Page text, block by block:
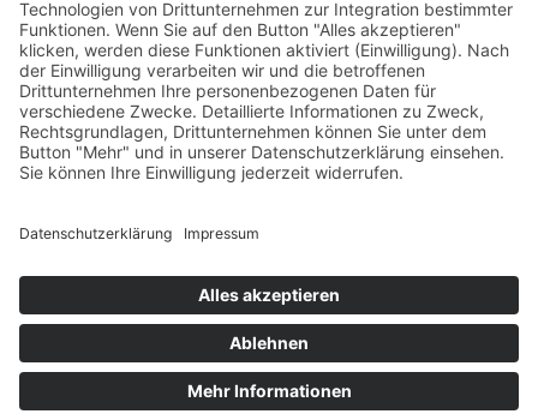
ab2.170,00 € Anfragen
Impressum Datenschutz AGB Sitemap
© 2026 sonneninsel-albarella.com